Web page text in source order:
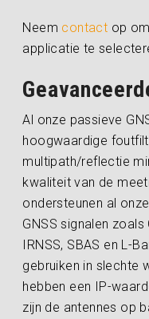
Neem contact op
applicatie te
Al onze passieve
hoogwaardige
multipath/reflectie
kwaliteit van de
ondersteunen al
GNSS signalen zoals
IRNSS, SBAS en L-
gebruiken in slechte
hebben een IP-
zijn de antennes op